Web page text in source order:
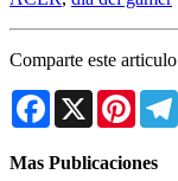
Comparte este
Facebook
X
Mas Publicaciones